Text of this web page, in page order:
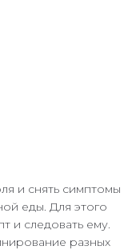
и снять симптомы
еды. Для этого
и следовать ему.
разных